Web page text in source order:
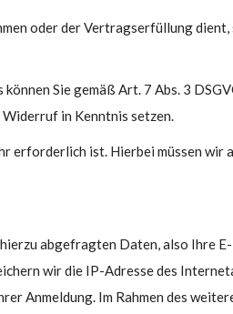
oder der Vertragserfüllung dient,
Sie gemäß Art. 7 Abs. 3
in Kenntnis setzen.
erforderlich ist. Hierbei müssen wir
abgefragten Daten, also Ihre
wir die IP-Adresse des
Anmeldung. Im Rahmen des